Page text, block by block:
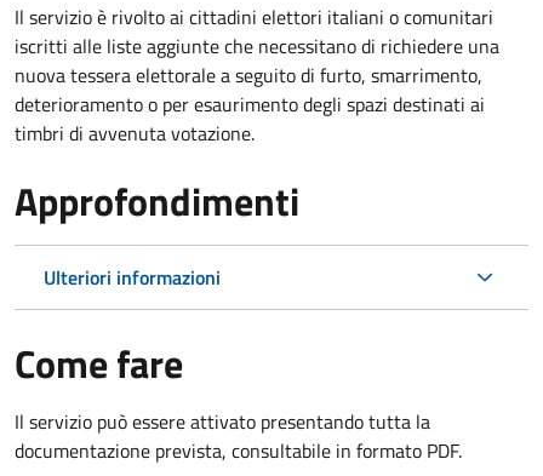
Il servizio è rivolto ai cittadini elettori italiani o comunitari
iscritti alle liste aggiunte che necessitano di richiedere una
nuova tessera elettorale a seguito di furto, smarrimento,
deterioramento o per esaurimento degli spazi destinati ai
timbri di avvenuta votazione.
Approfondimenti
Ulteriori informazioni
Come fare
Il servizio può essere attivato presentando tutta la
documentazione prevista, consultabile in formato PDF.